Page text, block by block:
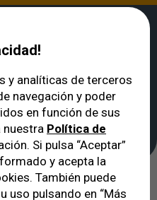
Retinografía
ayuda al
y analíticas de terceros
navegación y poder
en función de sus
nuestra Política de
Si pulsa “Aceptar”
y acepta la
También puede
uso pulsando en “Más